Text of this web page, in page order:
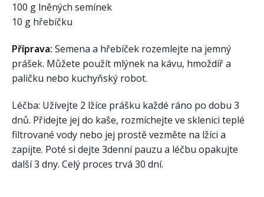
100 g lněných semínek
10 g hřebíčku
Příprava: Semena a hřebíček rozemlejte na jemný
prášek. Můžete použít mlýnek na kávu, hmoždíř a
paličku nebo kuchyňský robot.
Léčba: Užívejte 2 lžíce prášku každé ráno po dobu 3
dnů. Přidejte jej do kaše, rozmíchejte ve sklenici teplé
filtrované vody nebo jej prostě vezměte na lžíci a
zapijte. Poté si dejte 3denní pauzu a léčbu opakujte
další 3 dny. Celý proces trvá 30 dní.